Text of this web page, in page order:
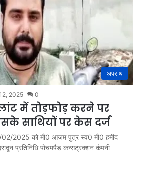
अपराध
2025 0
में तोड़फोड़ करने पर
साथियों पर केस दर्ज
2025 को मौ0 आजम पुत्र स्व0 मौ0 हमीद
प्रतिनिधि पोचमपैड कन्सट्रक्शन कंपनी